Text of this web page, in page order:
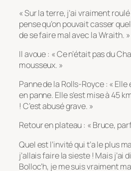
« Sur la terre, j’ai vraiment
pense qu’on pouvait casser
de se faire mal avec la Wraith. »
Il avoue : « Ce n’était pas du
mousseux. »
Panne de la Rolls-Royce : «
en panne. Elle s’est mise à 45
! C’est abusé grave. »
Retour en plateau : « Bruce,
Quel est l’invité qui t’a le plus
j’allais faire la sieste ! Mais j’ai
Bolloc’h, je me suis vraiment